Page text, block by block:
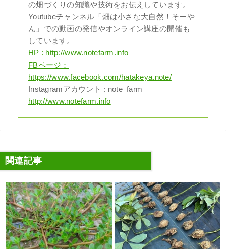
の畑づくりの知識や技術をお伝えしています。
Youtubeチャンネル「畑は小さな大自然！そーや
ん」での動画の発信やオンライン講座の開催も
しています。
HP : http://www.notefarm.info
FBページ：
https://www.facebook.com/hatakeya.note/
Instagramアカウント : note_farm
http://www.notefarm.info
関連記事